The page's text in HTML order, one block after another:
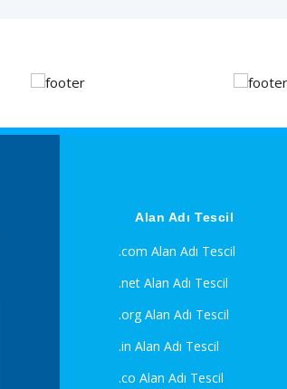
Alan Adı Tescil
.com Alan Adı Tescil
.net Alan Adı Tescil
.org Alan Adı Tescil
.in Alan Adı Tescil
.co Alan Adı Tescil